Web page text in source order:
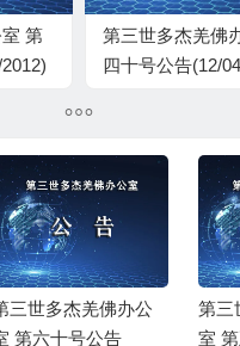
第
第三世多杰羌佛
四十号公告(12/
三世多杰羌佛办公
第六十号公告
第三
室